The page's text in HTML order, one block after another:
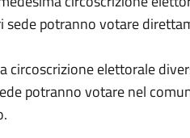
sede potranno votare
elettorale
potranno votare nel